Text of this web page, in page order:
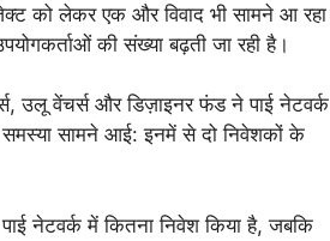
को लेकर एक और विवाद भी सामने आ रहा
की संख्या बढ़ती जा रही है।
उलू वेंचर्स और डिज़ाइनर फंड ने पाई नेटवर्क
सामने आई: इनमें से दो निवेशकों के
नेटवर्क में कितना निवेश किया है, जबकि